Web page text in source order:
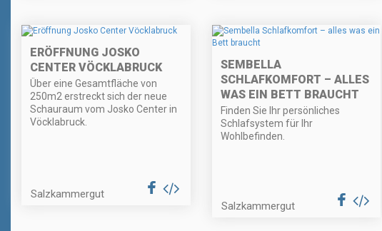
ERÖFFNUNG JOSKO
CENTER VÖCKLABRUCK
Über eine Gesamtfläche von
250m2 erstreckt sich der neue
Schauraum vom Josko Center in
Vöcklabruck.
Salzkammergut
SEMBELLA
SCHLAFKOMFORT – ALLES
WAS EIN BETT BRAUCHT
Finden Sie Ihr persönliches
Schlafsystem für Ihr
Wohlbefinden.
Salzkammergut